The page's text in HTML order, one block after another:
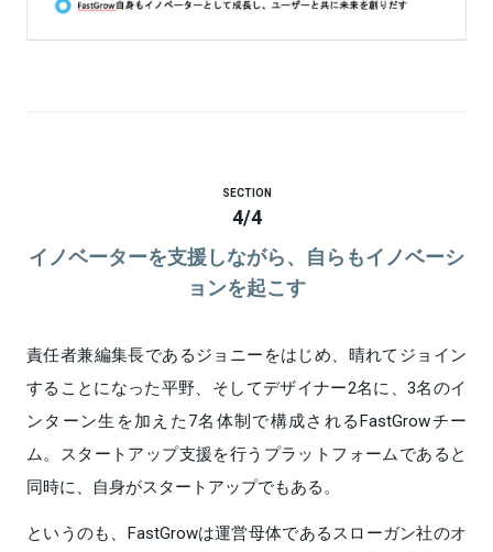
SECTION
4/4
イノベーターを支援しながら、自らもイノベーシ
ョンを起こす
責任者兼編集長であるジョニーをはじめ、晴れてジョイン
することになった平野、そしてデザイナー2名に、3名のイ
ンターン生を加えた7名体制で構成されるFastGrowチー
ム。スタートアップ支援を行うプラットフォームであると
同時に、自身がスタートアップでもある。
というのも、FastGrowは運営母体であるスローガン社のオ